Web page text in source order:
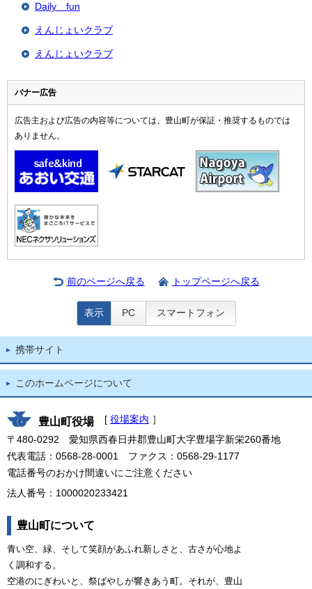
Daily fun
えんじょいクラブ
えんじょいクラブ
バナー広告
広告主および広告の内容等については、豊山町が保証・推奨するものでは
ありません。
前のページへ戻る トップページへ戻る
表示 PC スマートフォン
携帯サイト
このホームページについて
豊山町役場 [ 役場案内 ］
〒480-0292 愛知県西春日井郡豊山町大字豊場字新栄260番地
代表電話：0568-28-0001 ファクス：0568-29-1177
電話番号のおかけ間違いにご注意ください
法人番号：1000020233421
豊山町について
青い空、緑、そして笑顔があふれ新しさと、古さが心地よ
く調和する。
空港のにぎわいと、祭ばやしが響きあう町。それが、豊山